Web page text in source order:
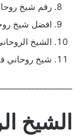
رقم شيخ
افضل شيخ
الشيخ
شيخ روحاني
الشيخ